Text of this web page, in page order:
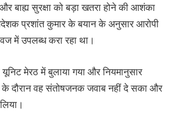
बाह्य सुरक्षा को बड़ा खतरा होने की आशंका
प्रशांत कुमार के बयान के अनुसार आरोपी
में उपलब्ध करा रहा था।
मेरठ में बुलाया गया और नियमानुसार
दौरान वह संतोषजनक जवाब नहीं दे सका और